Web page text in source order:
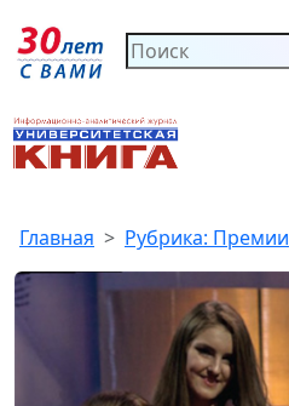
Главная Рубрика: Премии